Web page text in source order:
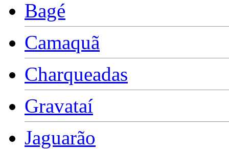
Bagé
Camaquã
Charqueadas
Gravataí
Jaguarão